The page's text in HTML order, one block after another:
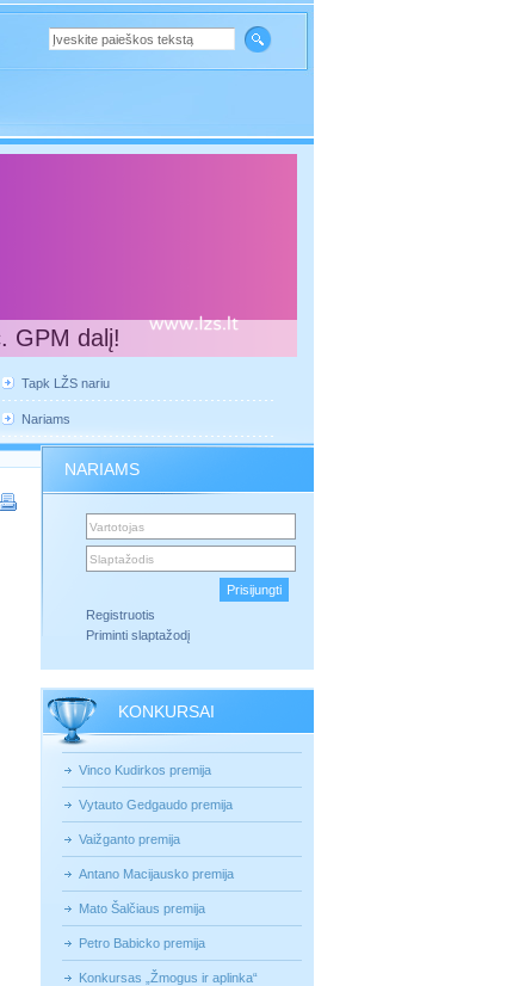
GPM dalį!
Tapk LŽS nariu
Nariams
NARIAMS
Registruotis
Priminti slaptažodį
KONKURSAI
Vinco Kudirkos premija
Vytauto Gedgaudo premija
Vaižganto premija
Antano Macijausko premija
Mato Šalčiaus premija
Petro Babicko premija
Konkursas „Žmogus ir aplinka“